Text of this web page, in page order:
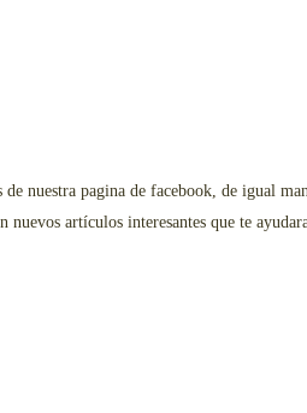
nuestra pagina de facebook, de igual
nuevos artículos interesantes que te